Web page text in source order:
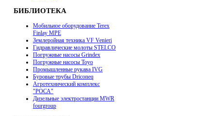
БИБЛИОТЕКА
Мобильное оборудование Terex
Finlay MPE
Землеройная техника VF Venieri
Гидравлические молоты STELCO
Погружные насосы Grindex
Погружные насосы Toyo
Промышленные рукава IVG
Буровые трубы Driconeq
Агротехнический комплекс
"РОСА"
Дизельные электростанции MWR
fourgroup